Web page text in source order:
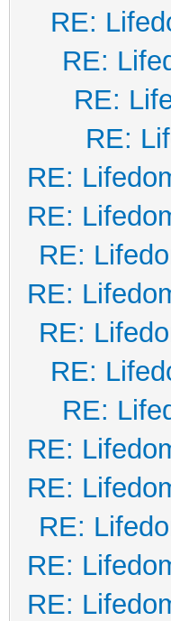
RE:
RE:
RE:
RE:
RE:
RE:
RE:
RE:
RE:
RE:
RE:
RE:
RE:
RE:
RE:
RE: